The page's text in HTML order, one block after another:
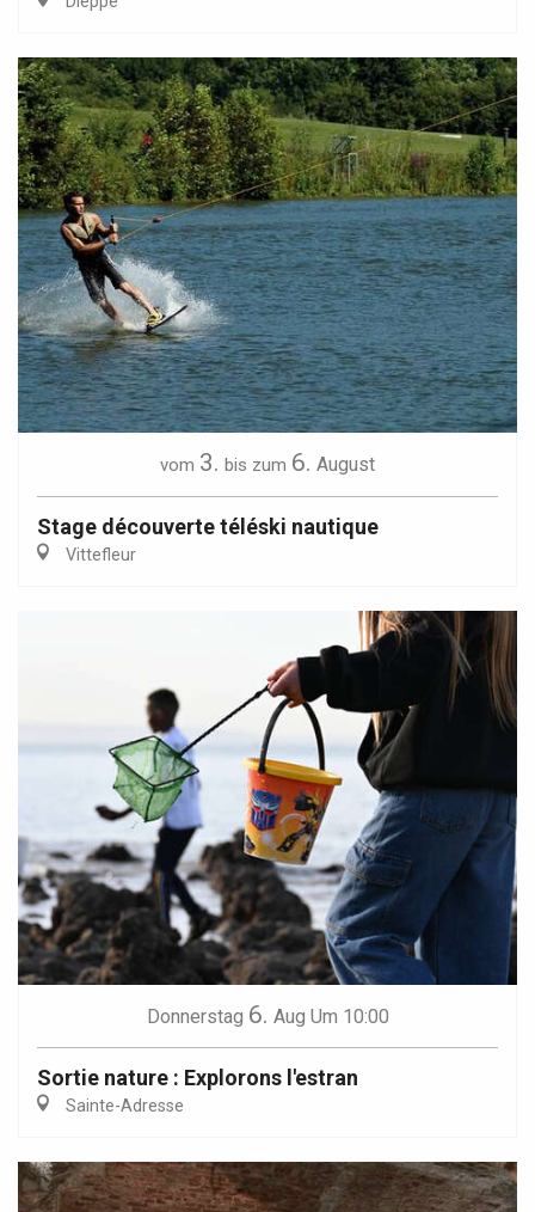
vom 3. bis zum 6. August
Stage découverte téléski nautique
Vittefleur
Donnerstag 6. Aug Um 10:00
Sortie nature : Explorons l'estran
Sainte-Adresse